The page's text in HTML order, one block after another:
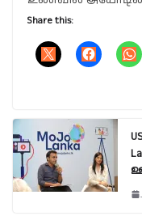
Share this: